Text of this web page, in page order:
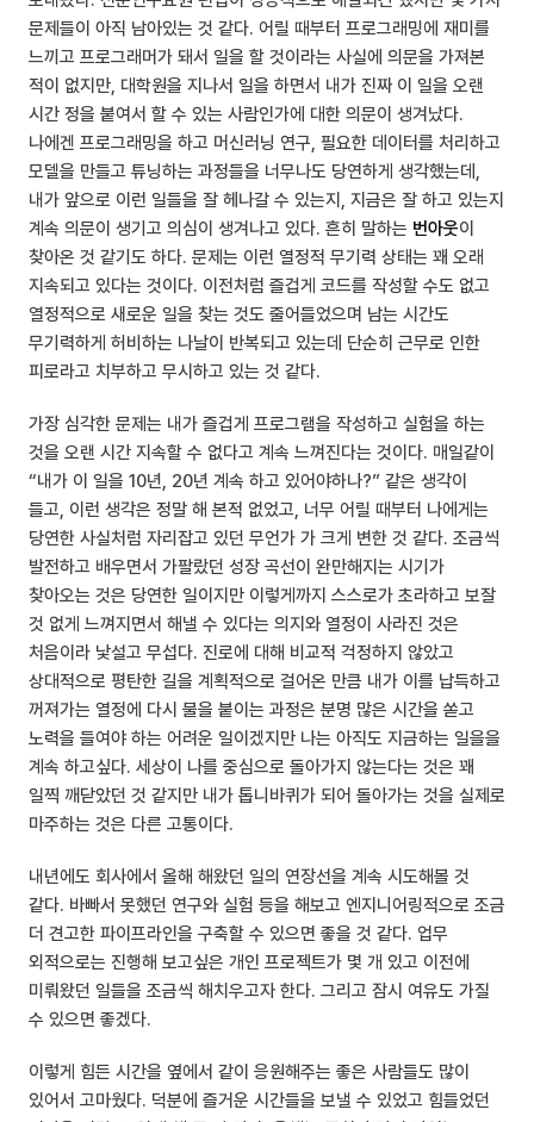
문제들이 아직 남아있는 것 같다. 어릴 때부터 프로그래밍에 재미를
느끼고 프로그래머가 돼서 일을 할 것이라는 사실에 의문을 가져본
적이 없지만, 대학원을 지나서 일을 하면서 내가 진짜 이 일을 오랜
시간 정을 붙여서 할 수 있는 사람인가에 대한 의문이 생겨났다.
나에겐 프로그래밍을 하고 머신러닝 연구, 필요한 데이터를 처리하고
모델을 만들고 튜닝하는 과정들을 너무나도 당연하게 생각했는데,
내가 앞으로 이런 일들을 잘 헤나갈 수 있는지, 지금은 잘 하고 있는지
계속 의문이 생기고 의심이 생겨나고 있다. 흔히 말하는 번아웃이
찾아온 것 같기도 하다. 문제는 이런 열정적 무기력 상태는 꽤 오래
지속되고 있다는 것이다. 이전처럼 즐겁게 코드를 작성할 수도 없고
열정적으로 새로운 일을 찾는 것도 줄어들었으며 남는 시간도
무기력하게 허비하는 나날이 반복되고 있는데 단순히 근무로 인한
피로라고 치부하고 무시하고 있는 것 같다.
가장 심각한 문제는 내가 즐겁게 프로그램을 작성하고 실험을 하는
것을 오랜 시간 지속할 수 없다고 계속 느껴진다는 것이다. 매일같이
“내가 이 일을 10년, 20년 계속 하고 있어야하나?” 같은 생각이
들고, 이런 생각은 정말 해 본적 없었고, 너무 어릴 때부터 나에게는
당연한 사실처럼 자리잡고 있던 무언가 가 크게 변한 것 같다. 조금씩
발전하고 배우면서 가팔랐던 성장 곡선이 완만해지는 시기가
찾아오는 것은 당연한 일이지만 이렇게까지 스스로가 초라하고 보잘
것 없게 느껴지면서 해낼 수 있다는 의지와 열정이 사라진 것은
처음이라 낯설고 무섭다. 진로에 대해 비교적 걱정하지 않았고
상대적으로 평탄한 길을 계획적으로 걸어온 만큼 내가 이를 납득하고
꺼져가는 열정에 다시 불을 붙이는 과정은 분명 많은 시간을 쏟고
노력을 들여야 하는 어려운 일이겠지만 나는 아직도 지금하는 일을을
계속 하고싶다. 세상이 나를 중심으로 돌아가지 않는다는 것은 꽤
일찍 깨닫았던 것 같지만 내가 톱니바퀴가 되어 돌아가는 것을 실제로
마주하는 것은 다른 고통이다.
내년에도 회사에서 올해 해왔던 일의 연장선을 계속 시도해볼 것
같다. 바빠서 못했던 연구와 실험 등을 해보고 엔지니어링적으로 조금
더 견고한 파이프라인을 구축할 수 있으면 좋을 것 같다. 업무
외적으로는 진행해 보고싶은 개인 프로젝트가 몇 개 있고 이전에
미뤄왔던 일들을 조금씩 해치우고자 한다. 그리고 잠시 여유도 가질
수 있으면 좋겠다.
이렇게 힘든 시간을 옆에서 같이 응원해주는 좋은 사람들도 많이
있어서 고마웠다. 덕분에 즐거운 시간들을 보낼 수 있었고 힘들었던